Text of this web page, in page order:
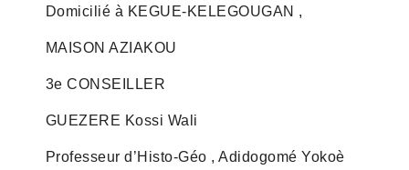
Domicilié à KEGUE-KELEGOUGAN ,
MAISON AZIAKOU
3e CONSEILLER
GUEZERE Kossi Wali
Professeur d’Histo-Géo , Adidogomé Yokoè